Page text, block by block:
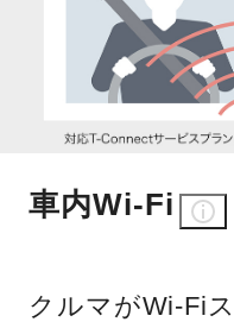
車内Wi-Fi
クルマがWi-Fi